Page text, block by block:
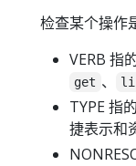
检查某个操作
VERB 指
get 、
TYPE 指
捷表示和